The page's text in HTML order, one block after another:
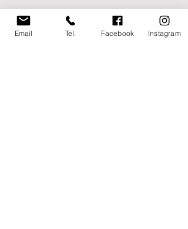
Email Tel. Facebook Instagram